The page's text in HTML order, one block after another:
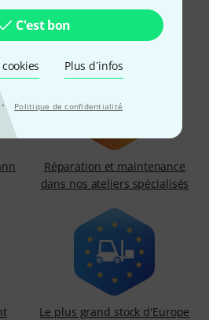
C'est bon
Plus d´infos
· Politique de confidentialité
chez Thomann
Réparation et maintenance
dans nos ateliers spécialisés
Le plus grand stock d'Europe